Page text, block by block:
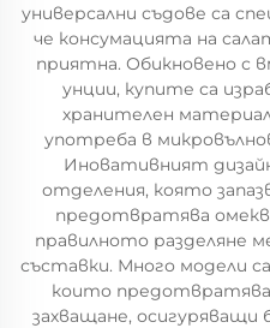
универсални съдове са
че консумацията на
приятна. Обикновено с
унции, купите са
хранителен
употреба в
Иновативният
отделения, която
предотвратява
правилното разделяне
съставки. Много модели
които
захващане, осигуряващи